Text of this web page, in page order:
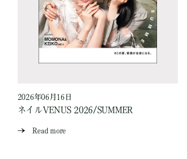
2026年06月16日
ネイルVENUS 2026/SUMMER
Read more